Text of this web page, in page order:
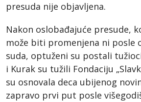
presuda nije objavljena.
Nakon oslobađajuće presude,
može biti promenjena ni posle
suda, optuženi su postali
i Kurak su tužili Fondaciju
su osnovala deca ubijenog
zapravo prvi put posle